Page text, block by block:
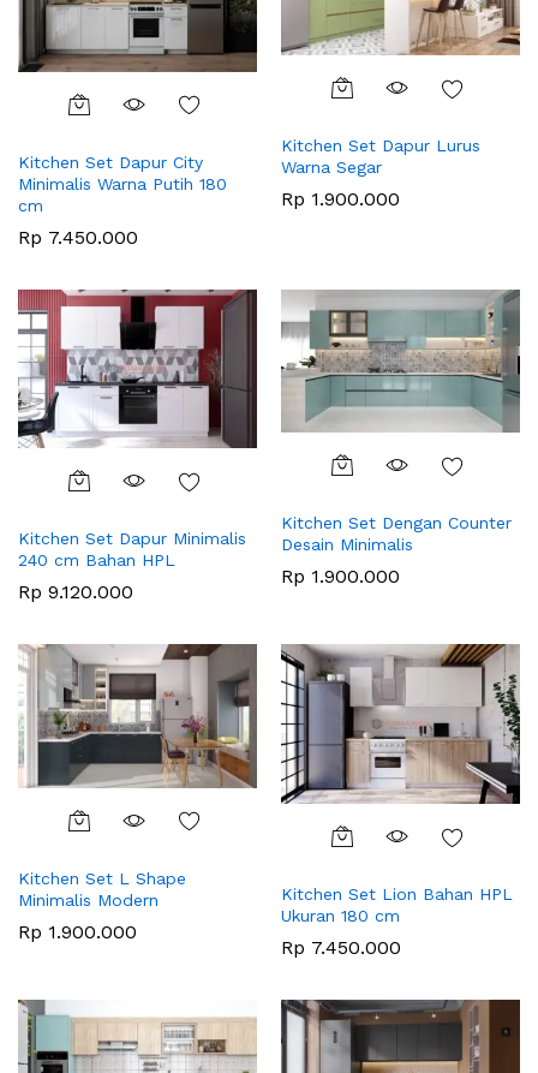
Kitchen Set Dapur City
Minimalis Warna Putih 180
cm
Rp 7.450.000
Kitchen Set Dapur Lurus
Warna Segar
Rp 1.900.000
Kitchen Set Dapur Minimalis
240 cm Bahan HPL
Rp 9.120.000
Kitchen Set Dengan Counter
Desain Minimalis
Rp 1.900.000
Kitchen Set L Shape
Minimalis Modern
Rp 1.900.000
Kitchen Set Lion Bahan HPL
Ukuran 180 cm
Rp 7.450.000